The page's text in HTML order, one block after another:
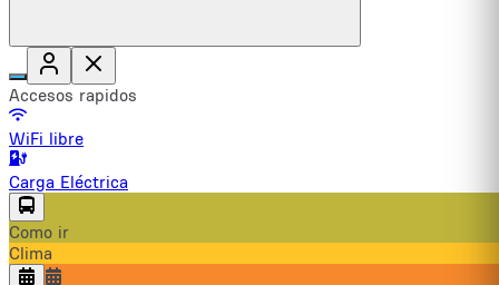
Accesos rapidos
WiFi libre
Carga Eléctrica
Como ir
Clima